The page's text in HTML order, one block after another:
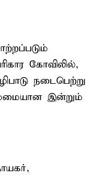
கோவிலில்,
நடைபெற்று
இன்றும்